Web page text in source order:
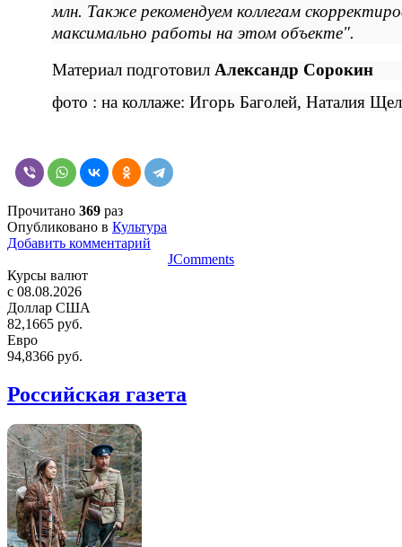
млн. Также рекомендуем коллегам
максимально работы на этом объекте".
Материал подготовил Александр Сорокин
фото : на коллаже: Игорь Баголей, Наталия
Прочитано 369 раз
Опубликовано в Культура
Добавить комментарий
JComments
Курсы валют
c 08.08.2026
Доллар США
82,1665 руб.
Евро
94,8366 руб.
Российская газета